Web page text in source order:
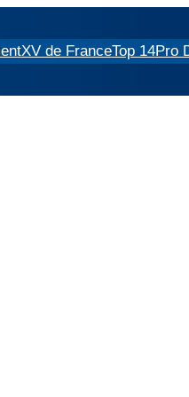
XV de FranceTop 14Pro